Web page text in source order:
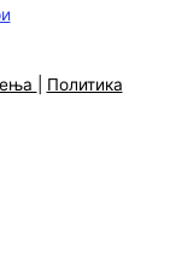
Политика